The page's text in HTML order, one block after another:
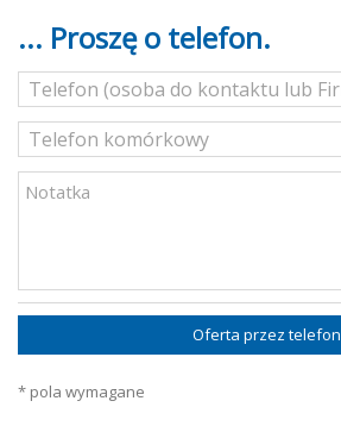
... Proszę o telefon.
Oferta przez telefon
* pola wymagane